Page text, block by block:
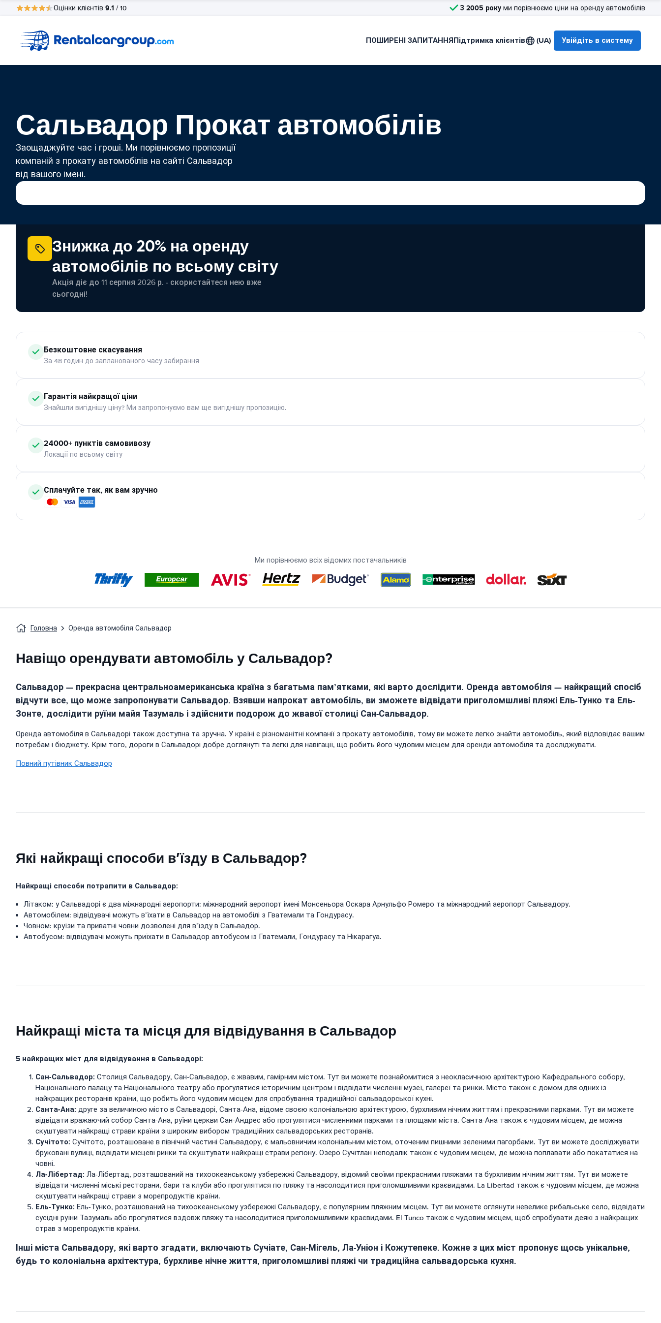
Оцінки клієнтів 9.1 / 10 З 2005 року ми порівнюємо ціни на оренду автомобілів
ПОШИРЕНІ ЗАПИТАННЯПідтримка клієнтів (UA) Увійдіть в систему
Сальвадор Прокат автомобілів
Заощаджуйте час і гроші. Ми порівнюємо пропозиції
компаній з прокату автомобілів на сайті Сальвадор
від вашого імені.
Знижка до 20% на оренду
автомобілів по всьому світу
Акція діє до 11 серпня 2026 р. - скористайтеся нею вже
сьогодні!
Безкоштовне скасування
За 48 годин до запланованого часу забирання
Гарантія найкращої ціни
Знайшли вигіднішу ціну? Ми запропонуємо вам ще вигіднішу пропозицію.
24000+ пунктів самовивозу
Локації по всьому світу
Сплачуйте так, як вам зручно
Ми порівнюємо всіх відомих постачальників
Головна Оренда автомобіля Сальвадор
Навіщо орендувати автомобіль у Сальвадор?
Сальвадор — прекрасна центральноамериканська країна з багатьма пам’ятками, які варто дослідити. Оренда автомобіля — найкращий спосіб
відчути все, що може запропонувати Сальвадор. Взявши напрокат автомобіль, ви зможете відвідати приголомшливі пляжі Ель-Тунко та Ель-
Зонте, дослідити руїни майя Тазумаль і здійснити подорож до жвавої столиці Сан-Сальвадор.
Оренда автомобіля в Сальвадорі також доступна та зручна. У країні є різноманітні компанії з прокату автомобілів, тому ви можете легко знайти автомобіль, який відповідає вашим
потребам і бюджету. Крім того, дороги в Сальвадорі добре доглянуті та легкі для навігації, що робить його чудовим місцем для оренди автомобіля та досліджувати.
Повний путівник Сальвадор
Які найкращі способи в’їзду в Сальвадор?
Найкращі способи потрапити в Сальвадор:
Літаком: у Сальвадорі є два міжнародні аеропорти: міжнародний аеропорт імені Монсеньора Оскара Арнульфо Ромеро та міжнародний аеропорт Сальвадору.
Автомобілем: відвідувачі можуть в’їхати в Сальвадор на автомобілі з Гватемали та Гондурасу.
Човном: круїзи та приватні човни дозволені для в’їзду в Сальвадор.
Автобусом: відвідувачі можуть приїхати в Сальвадор автобусом із Гватемали, Гондурасу та Нікарагуа.
Найкращі міста та місця для відвідування в Сальвадор
5 найкращих міст для відвідування в Сальвадорі:
Сан-Сальвадор: Столиця Сальвадору, Сан-Сальвадор, є жвавим, гамірним містом. Тут ви можете познайомитися з неокласичною архітектурою Кафедрального собору,
Національного палацу та Національного театру або прогулятися історичним центром і відвідати численні музеї, галереї та ринки. Місто також є домом для одних із
найкращих ресторанів країни, що робить його чудовим місцем для спробування традиційної сальвадорської кухні.
Санта-Ана: друге за величиною місто в Сальвадорі, Санта-Ана, відоме своєю колоніальною архітектурою, бурхливим нічним життям і прекрасними парками. Тут ви можете
відвідати вражаючий собор Санта-Ана, руїни церкви Сан-Андрес або прогулятися численними парками та площами міста. Санта-Ана також є чудовим місцем, де можна
скуштувати найкращі страви країни з широким вибором традиційних сальвадорських ресторанів.
Сучітото: Сучітото, розташоване в північній частині Сальвадору, є мальовничим колоніальним містом, оточеним пишними зеленими пагорбами. Тут ви можете досліджувати
бруковані вулиці, відвідати місцеві ринки та скуштувати найкращі страви регіону. Озеро Сучітлан неподалік також є чудовим місцем, де можна поплавати або покататися на
човні.
Ла-Лібертад: Ла-Лібертад, розташований на тихоокеанському узбережжі Сальвадору, відомий своїми прекрасними пляжами та бурхливим нічним життям. Тут ви можете
відвідати численні міські ресторани, бари та клуби або прогулятися по пляжу та насолодитися приголомшливими краєвидами. La Libertad також є чудовим місцем, де можна
скуштувати найкращі страви з морепродуктів країни.
Ель-Тунко: Ель-Тунко, розташований на тихоокеанському узбережжі Сальвадору, є популярним пляжним місцем. Тут ви можете оглянути невелике рибальське село, відвідати
сусідні руїни Тазумаль або прогулятися вздовж пляжу та насолодитися приголомшливими краєвидами. El Tunco також є чудовим місцем, щоб спробувати деякі з найкращих
страв з морепродуктів країни.
Інші міста Сальвадору, які варто згадати, включають Сучіате, Сан-Мігель, Ла-Уніон і Кожутепеке. Кожне з цих міст пропонує щось унікальне,
будь то колоніальна архітектура, бурхливе нічне життя, приголомшливі пляжі чи традиційна сальвадорська кухня.